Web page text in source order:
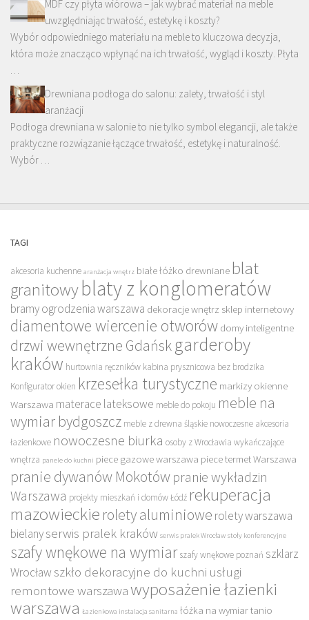
MDF czy płyta wiórowa – jak wybrać materiał na meble
uwzględniając trwałość, estetykę i koszty?
Wybór odpowiedniego materiału na meble to kluczowa decyzja,
która może znacząco wpłynąć na ich trwałość, wygląd i koszty. Płyta
…
Drewniana podłoga do salonu: zalety, trwałość i styl
aranżacji
Podłoga drewniana w salonie to nie tylko symbol elegancji, ale także
praktyczne rozwiązanie łączące trwałość, estetykę i naturalność.
Wybór …
TAGI
akcesoria kuchenne aranżacja wnętrz białe łóżko drewniane blat
granitowyblaty z konglomeratów
bramy ogrodzenia warszawa dekoracje wnętrz sklep internetowy
diamentowe wiercenie otworów domy inteligentne
drzwi wewnętrzne Gdańsk garderoby
kraków hurtownia ręczników kabina prysznicowa bez brodzika
Konfigurator okien krzesełka turystyczne markizy okienne
Warszawa materace lateksowe meble do pokoju meble na
wymiar bydgoszcz meble z drewna śląskie nowoczesne akcesoria
łazienkowe nowoczesne biurka osoby z Wrocławia wykańczające
wnętrza panele do kuchni piece gazowe warszawa piece termet Warszawa
pranie dywanów Mokotów pranie wykładzin
Warszawa projekty mieszkań i domów Łódź rekuperacja
mazowieckie rolety aluminiowe rolety warszawa
bielanyserwis pralek kraków serwis pralek Wrocław stoły konferencyjne
szafy wnękowe na wymiar szafy wnękowe poznań szklarz
Wrocław szkło dekoracyjne do kuchni usługi
remontowe warszawawyposażenie łazienki
warszawa Łazienkowa instalacja sanitarna łóżka na wymiar tanio